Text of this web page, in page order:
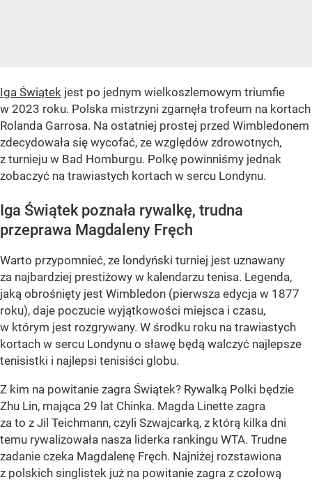
Iga Świątek jest po jednym wielkoszlemowym triumfie
w 2023 roku. Polska mistrzyni zgarnęła trofeum na kortach
Rolanda Garrosa. Na ostatniej prostej przed Wimbledonem
zdecydowała się wycofać, ze względów zdrowotnych,
z turnieju w Bad Homburgu. Polkę powinniśmy jednak
zobaczyć na trawiastych kortach w sercu Londynu.
Iga Świątek poznała rywalkę, trudna
przeprawa Magdaleny Fręch
Warto przypomnieć, ze londyński turniej jest uznawany
za najbardziej prestiżowy w kalendarzu tenisa. Legenda,
jaką obrośnięty jest Wimbledon (pierwsza edycja w 1877
roku), daje poczucie wyjątkowości miejsca i czasu,
w którym jest rozgrywany. W środku roku na trawiastych
kortach w sercu Londynu o sławę będą walczyć najlepsze
tenisistki i najlepsi tenisiści globu.
Z kim na powitanie zagra Świątek? Rywalką Polki będzie
Zhu Lin, mająca 29 lat Chinka. Magda Linette zagra
za to z Jil Teichmann, czyli Szwajcarką, z którą kilka dni
temu rywalizowała nasza liderka rankingu WTA. Trudne
zadanie czeka Magdalenę Fręch. Najniżej rozstawiona
z polskich singlistek już na powitanie zagra z czołową